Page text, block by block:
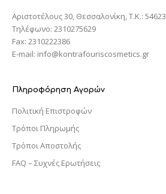
Αριστοτέλους 30, Θεσσαλονίκη, T.K.: 54623
Τηλέφωνο: 2310275629
Fax: 2310222386
E-mail: info@kontrafouriscosmetics.gr
Πληροφόρηση Αγορών
Πολιτική Επιστροφών
Τρόποι Πληρωμής
Τρόποι Αποστολής
FAQ – Συχνές Ερωτήσεις